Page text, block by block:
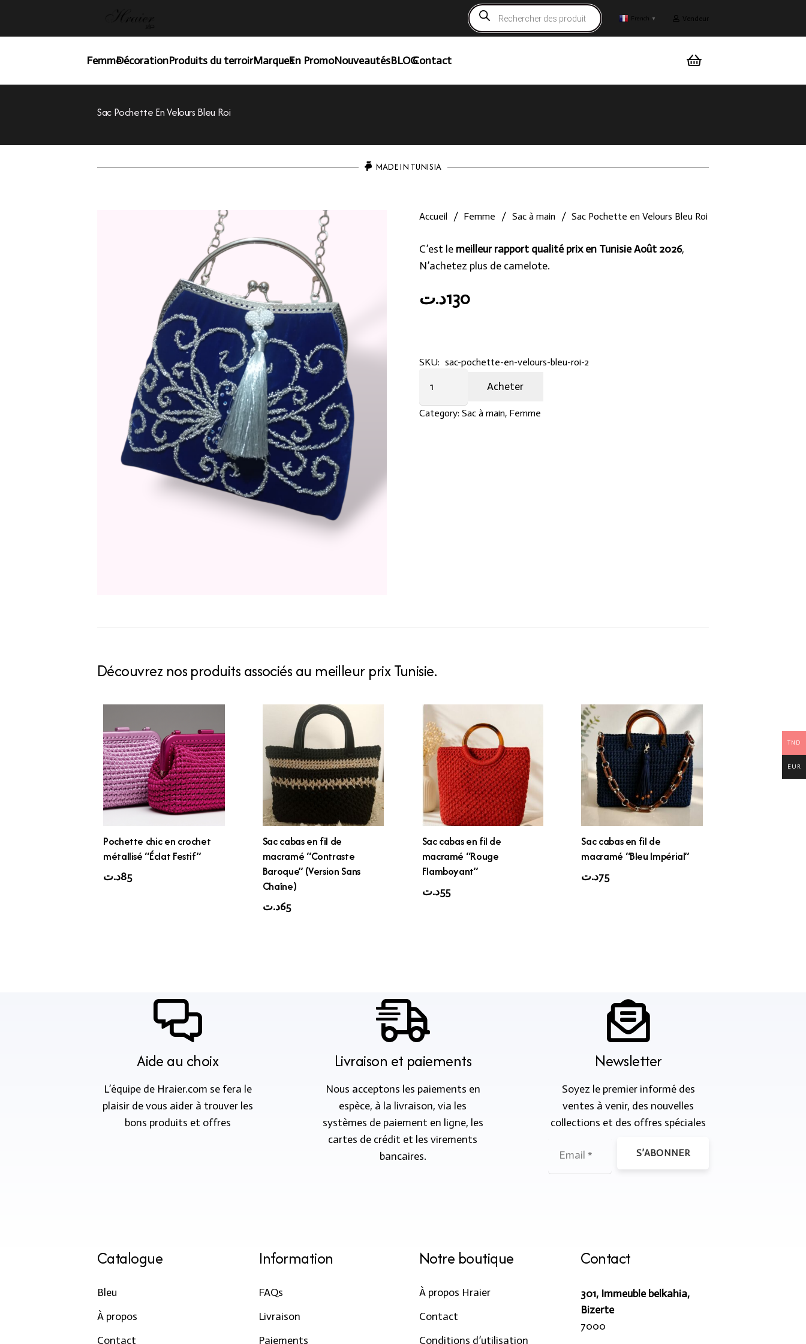
Recherche
de
produits
French ▼ Vendeur
FemmeDécorationProduits du terroirMarquesEn PromoNouveautésBLOGContact
Sac Pochette En Velours Bleu Roi
MADE IN TUNISIA
Accueil / Femme / Sac à main / Sac Pochette en Velours Bleu Roi
C’est le meilleur rapport qualité prix en Tunisie Août 2026,
N’achetez plus de camelote.
130د.ت
SKU: sac-pochette-en-velours-bleu-roi-2
Pochette
en
Acheter
Category: Sac à main, Femme
Découvrez nos produits associés au meilleur prix Tunisie.
Pochette chic en crochet
métallisé “Éclat Festif”
85د.ت
Sac cabas en fil de
macramé “Contraste
Baroque” (Version Sans
Chaîne)
65د.ت
Sac cabas en fil de
macramé “Rouge
Flamboyant”
55د.ت
Sac cabas en fil de
macramé “Bleu Impérial”
75د.ت
Aide au choix
L’équipe de Hraier.com se fera le
plaisir de vous aider à trouver les
bons produits et offres
Livraison et paiements
Nous acceptons les paiements en
espèce, à la livraison, via les
systèmes de paiement en ligne, les
cartes de crédit et les virements
bancaires.
Newsletter
Soyez le premier informé des
ventes à venir, des nouvelles
collections et des offres spéciales
S’ABONNER
Catalogue
Bleu
À propos
Contact
Information
FAQs
Livraison
Paiements
Notre boutique
À propos Hraier
Contact
Conditions d’utilisation
Contact
301, Immeuble belkahia,
Bizerte
7000
TND
EUR